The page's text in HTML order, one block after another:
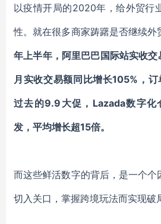
以疫情开局的2020年，给外贸行
性。就在很多商家踌躇是否继续外
年上半年，阿里巴巴国际站实收
月实收交易额同比增长105%，
过去的9.9大促，Lazada数字化
发，平均增长超15倍。
而这些鲜活数字的背后，是一个
切入关口，掌握跨境玩法而实现破